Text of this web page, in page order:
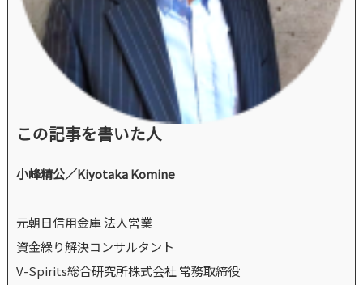
この記事を書いた人
小峰精公／Kiyotaka Komine
元朝日信用金庫 法人営業
資金繰り解決コンサルタント
V-Spirits総合研究所株式会社 常務取締役